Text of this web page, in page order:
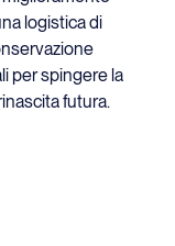
logistica di
per spingere la
futura.